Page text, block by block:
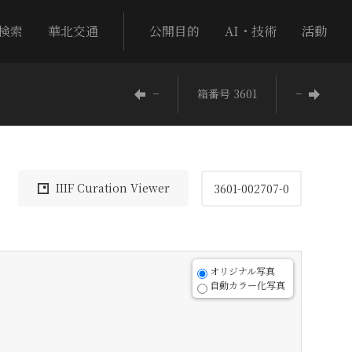
索 華北交通 公開目的 AI・技術 活動
− 箱番号 3601 −
IIIF Curation Viewer 3601-002707-0
オリジナル写真
自動カラー化写真